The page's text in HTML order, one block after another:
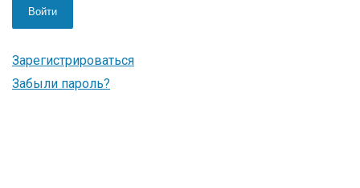
Войти
Зарегистрироваться
Забыли пароль?